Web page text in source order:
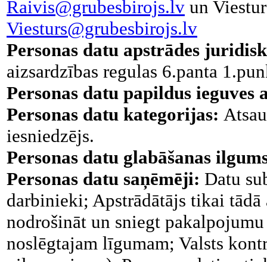
Raivis@grubesbirojs.lv un
Viesturs@grubesbirojs.lv
Personas datu apstrādes
aizsardzības regulas 6.panta
Personas datu papildus ieguves
Personas datu kategorijas:
iesniedzējs.
Personas datu glabāšanas
Personas datu saņēmēji: Datu
darbinieki; Apstrādātājs tikai
nodrošināt un sniegt
noslēgtajam līgumam; Valsts